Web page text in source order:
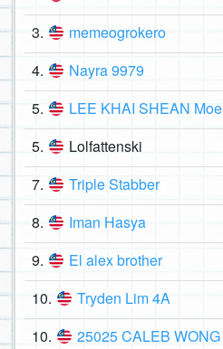
3. memeogrokero
4. Nayra 9979
5. LEE KHAI SHEAN Moe
5. Lolfattenski
7. Triple Stabber
8. Iman Hasya
9. El alex brother
10. Tryden Lim 4A
10.
25025 CALEB WONG